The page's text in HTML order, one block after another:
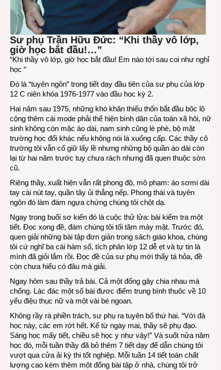
Sư phụ Trần Hữu Đức: “Khi thầy vô lớp,
giờ học bắt đầu!…”
“Khi thầy vô lớp, giờ học bắt đầu! Em nào tới sau coi như nghỉ
học “
Đó là “tuyên ngôn” trong tiết dạy đầu tiên của sư phụ của lớp
12 C niên khóa 1976-1977 vào đầu học kỳ 2.
Hai năm sau 1975, những khó khăn thiếu thốn bắt đầu bôc lộ
cộng thêm cái mode phải thể hiện bình dân của toàn xã hôi, nữ
sinh không còn mặc áo dài, nam sinh cũng lè phè, bộ mặt
trường học đổi khác nếu không nói là xuống cấp. Các thầy cô
trường tôi vẫn cố giữ lấy lề nhưng những bộ quần áo dài còn
lại từ hai năm trước tuy chưa rách nhưng đã quen thuộc sờn
cũ.
Riêng thầy, xuất hiện vẫn rất phong độ, mô phạm: áo sơmi dài
tay cài nút tay, quần tây ủi thẳng nếp. Phong thái và tuyên
ngôn đó làm đám ngựa chứng chúng tôi chột dạ.
Ngay trong buổi sơ kiến đó là cuộc thử lửa: bài kiểm tra một
tiết. Đọc xong đề, đám chúng tôi tối tăm mày mặt. Trước đó,
quen giải những bài tập đơn giản trong sách giáo khoa, chúng
tôi cứ nghĩ ba cái hàm số, tích phân lớp 12 dễ ẹt và tự tin là
mình đã giỏi lắm rồi. Đọc đề của sư phụ mới thấy tá hỏa, đề
còn chưa hiểu có đâu mà giải.
Ngay hôm sau thầy trả bài. Cả một đống gậy chia nhau mà
chống. Lác đác một số bài đươc điểm trung bình thuôc về 10
yểu điệu thục nữ và một vài bé ngoan.
Không rầy rà phiền trách, sư phụ ra tuyên bố thứ hai. “Với đà
học này, các em rớt hết. Kể từ ngày mai, thầy sẽ phụ đạo.
Sáng học mấy tiết, chiều sẽ học y như vậy!” Và suốt nửa năm
học đó, mỗi tuần thầy đã bỏ thêm 7 tiết dạy để dẫn chúng tôi
vượt qua cửa ải kỳ thi tốt nghiệp. Mỗi tuần 14 tiết toán chất
lượng cao kèm thêm một đống bài tập ở nhà, chúng tôi trở